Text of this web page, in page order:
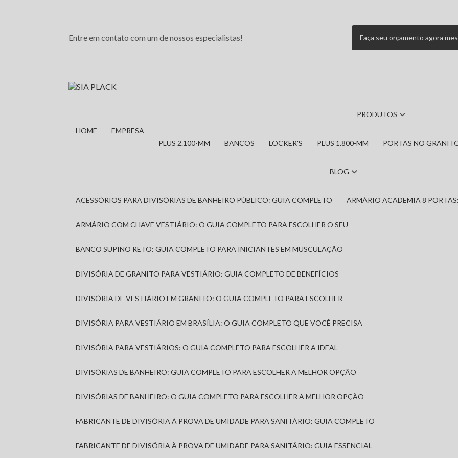
Entre em contato com um de nossos especialistas! Faça seu orçamento agora
HOME EMPRESA
PRODUTOS
PLUS 2.100-MM BANCOS LOCKER'S PLUS 1.800-MM PORTAS NO
BLOG
ACESSÓRIOS PARA DIVISÓRIAS DE BANHEIRO PÚBLICO: GUIA COMPLETO ARMÁRIO ACADEMIA 8
ARMÁRIO COM CHAVE VESTIÁRIO: O GUIA COMPLETO PARA ESCOLHER O SEU
BANCO SUPINO RETO: GUIA COMPLETO PARA INICIANTES EM MUSCULAÇÃO
DIVISÓRIA DE GRANITO PARA VESTIÁRIO: GUIA COMPLETO DE BENEFÍCIOS
DIVISÓRIA DE VESTIÁRIO EM GRANITO: O GUIA COMPLETO PARA ESCOLHER
DIVISÓRIA PARA VESTIÁRIO EM BRASÍLIA: O GUIA COMPLETO QUE VOCÊ PRECISA
DIVISÓRIA PARA VESTIÁRIOS: O GUIA COMPLETO PARA ESCOLHER A IDEAL
DIVISÓRIAS DE BANHEIRO: GUIA COMPLETO PARA ESCOLHER A MELHOR OPÇÃO
DIVISÓRIAS DE BANHEIRO: O GUIA COMPLETO PARA ESCOLHER A MELHOR OPÇÃO
FABRICANTE DE DIVISÓRIA À PROVA DE UMIDADE PARA SANITÁRIO: GUIA COMPLETO
FABRICANTE DE DIVISÓRIA À PROVA DE UMIDADE PARA SANITÁRIO: GUIA ESSENCIAL